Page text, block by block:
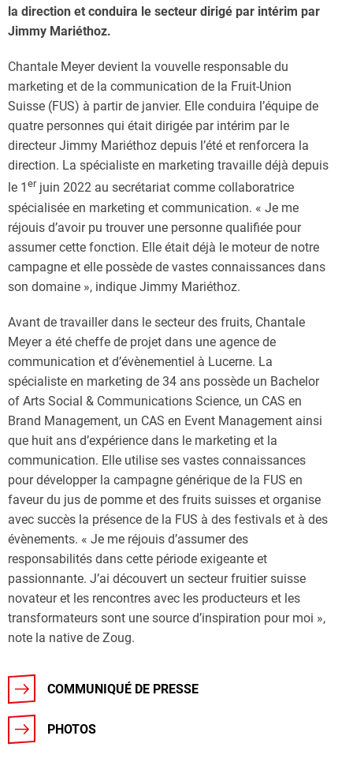
la direction et conduira le secteur dirigé par intérim par
Jimmy Mariéthoz.
Chantale Meyer devient la vouvelle responsable du
marketing et de la communication de la Fruit-Union
Suisse (FUS) à partir de janvier. Elle conduira l’équipe de
quatre personnes qui était dirigée par intérim par le
directeur Jimmy Mariéthoz depuis l’été et renforcera la
direction. La spécialiste en marketing travaille déjà depuis
le 1 er juin 2022 au secrétariat comme collaboratrice
spécialisée en marketing et communication. « Je me
réjouis d’avoir pu trouver une personne qualifiée pour
assumer cette fonction. Elle était déjà le moteur de notre
campagne et elle possède de vastes connaissances dans
son domaine », indique Jimmy Mariéthoz.
Avant de travailler dans le secteur des fruits, Chantale
Meyer a été cheffe de projet dans une agence de
communication et d’évènementiel à Lucerne. La
spécialiste en marketing de 34 ans possède un Bachelor
of Arts Social & Communications Science, un CAS en
Brand Management, un CAS en Event Management ainsi
que huit ans d’expérience dans le marketing et la
communication. Elle utilise ses vastes connaissances
pour développer la campagne générique de la FUS en
faveur du jus de pomme et des fruits suisses et organise
avec succès la présence de la FUS à des festivals et à des
évènements. « Je me réjouis d’assumer des
responsabilités dans cette période exigeante et
passionnante. J’ai découvert un secteur fruitier suisse
novateur et les rencontres avec les producteurs et les
transformateurs sont une source d’inspiration pour moi »,
note la native de Zoug.
COMMUNIQUÉ DE PRESSE
PHOTOS